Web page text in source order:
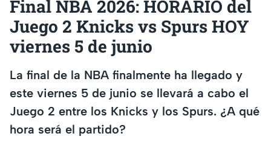
Final NBA 2026: HORARIO del
Juego 2 Knicks vs Spurs HOY
viernes 5 de junio
La final de la NBA finalmente ha llegado y
este viernes 5 de junio se llevará a cabo el
Juego 2 entre los Knicks y los Spurs. ¿A qué
hora será el partido?